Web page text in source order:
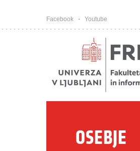
Facebook Youtube
OSEBJE